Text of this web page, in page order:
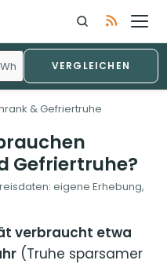
VERGLEICHEN
& Gefriertruhe
Gefriertruhe?
eigene Erhebung,
verbraucht etwa
(Truhe sparsamer